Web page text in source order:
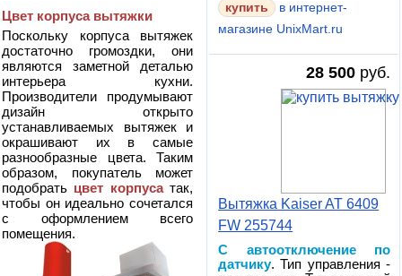
Цвет корпуса вытяжки
Поскольку корпуса вытяжек
достаточно громоздки, они
являются заметной деталью
интерьера кухни.
Производители продумывают
дизайн открыто
устанавливаемых вытяжек и
окрашивают их в самые
разнообразные цвета. Таким
образом, покупатель может
подобрать цвет корпусатак,
чтобы он идеально сочетался
с оформлением всего
помещения.
в интернет-
магазине UnixMart.ru
28 500 руб.
Вытяжка Kaiser AT 6409
FW 255744
С автоотключение по
датчику. Тип управления -